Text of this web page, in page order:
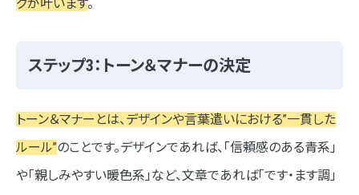
グが叶います。
ステップ3：トーン＆マナーの決定
トーン＆マナーとは、デザインや言葉遣いにおける”一貫した
ルール”のことです。デザインであれば、「信頼感のある青系」
や「親しみやすい暖色系」など、文章であれば「です・ます調」